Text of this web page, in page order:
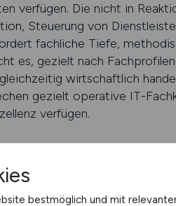
verfügen. Die nicht in
Steuerung von
fachliche Tiefe,
es, gezielt nach
wirtschaftlich
gezielt operative IT-
verfügen.
bestmöglich und mit